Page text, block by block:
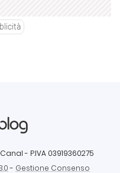
- P.IVA 03919360275
- Gestione Consenso